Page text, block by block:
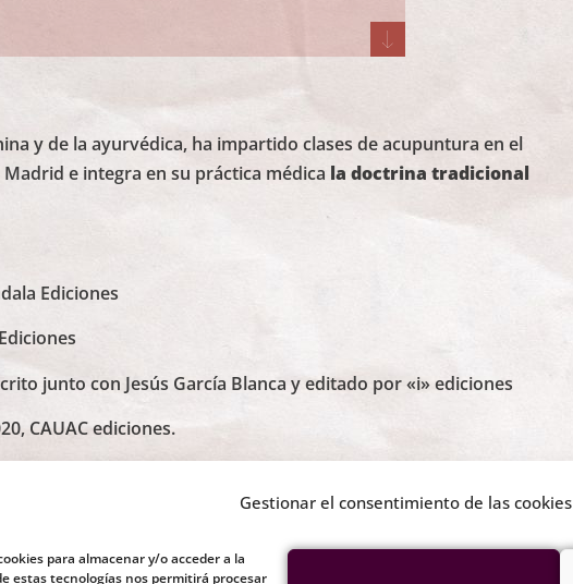
Gestionar el consentimiento de las cookies
para almacenar y/o acceder a la
estas tecnologías nos permitirá procesar
y de la ayurvédica, ha impartido clases de acupuntura en el
e integra en su práctica médica la doctrina tradicional
Ediciones
junto con Jesús García Blanca y editado por «i» ediciones
CAUAC ediciones.